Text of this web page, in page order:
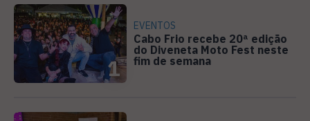
1
EVENTOS
Cabo Frio recebe 20ª edição
do Diveneta Moto Fest neste
fim de semana